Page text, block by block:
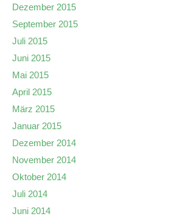
Dezember 2015
September 2015
Juli 2015
Juni 2015
Mai 2015
April 2015
März 2015
Januar 2015
Dezember 2014
November 2014
Oktober 2014
Juli 2014
Juni 2014